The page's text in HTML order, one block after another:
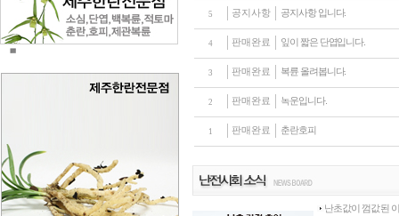
5 공지사항 공지사항 입니다.
4 판매완료 잎이 짧은 단엽입니다.
3 판매완료 복륜 올려봅니다.
2 판매완료 녹운입니다.
1 판매완료 춘란호피
난초값이 껌값 된